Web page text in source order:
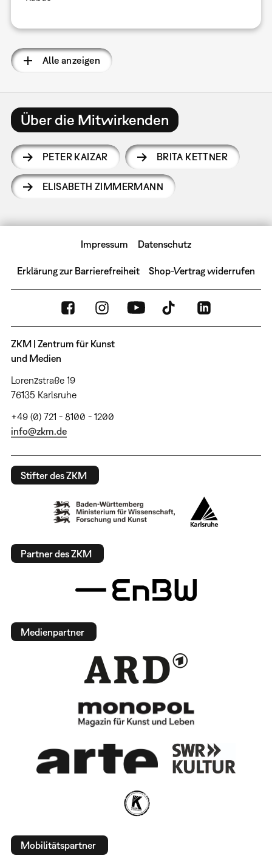
Alle anzeigen
Über die Mitwirkenden
PETER KAIZAR BRITA KETTNER
ELISABETH ZIMMERMANN
Impressum Datenschutz
Erklärung zur Barrierefreiheit Shop-Vertrag widerrufen
ZKM | Zentrum für Kunst
und Medien
Lorenzstraße 19
76135 Karlsruhe
+49 (0) 721 - 8100 - 1200
info@zkm.de
Stifter des ZKM
Partner des ZKM
Medienpartner
Mobilitätspartner